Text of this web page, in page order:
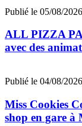
Publié le 05/08/2026
ALL PIZZA
avec des
Publié le 04/08/2026
Miss Cookies
shop en gare à